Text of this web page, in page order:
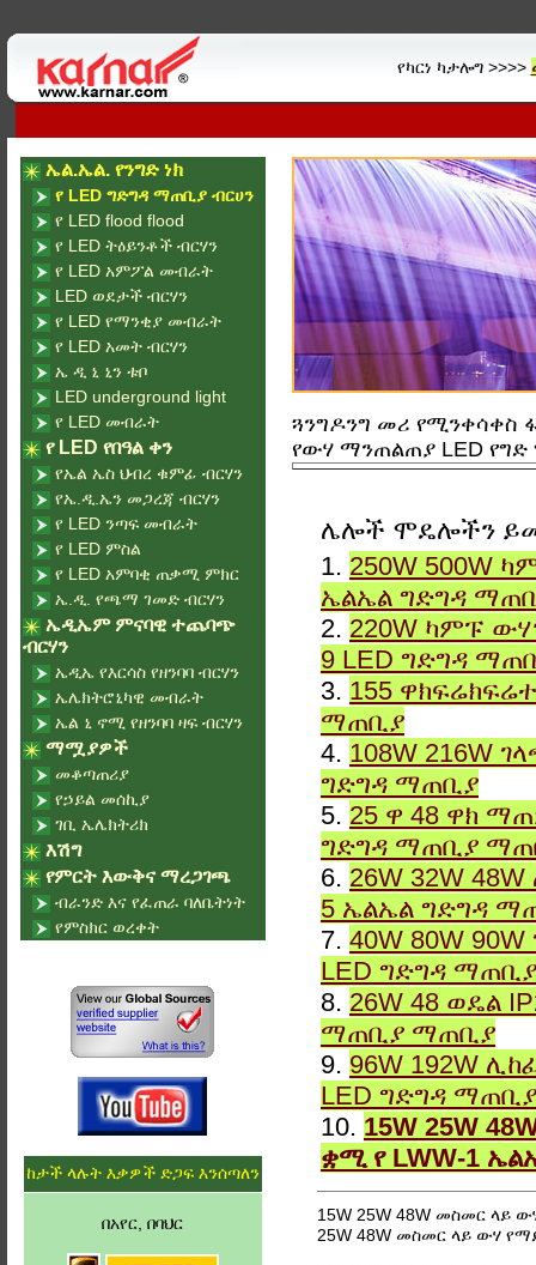
የካርነ ካታሎግ >>>>
ጓንግዶንግ መሪ የሚንቀሳቀስ
የውሃ ማንጠልጠያ LED የግድ
ሌሎች ሞዴሎችን
1. 250W 500W
ኤልኤል ግድግዳ
2. 220W ካምፑ
9 LED ግድግዳ
3. 155
ማጠቢያ
4. 108W 216W
ግድግዳ ማጠቢያ
5. 25 ዋ 48 ዋክ
ግድግዳ ማጠቢያ
6. 26W 32W
5 ኤልኤል ግድግዳ
7. 40W 80W
LED ግድግዳ ማጠቢያ
8. 26W 48 ወዴል
ማጠቢያ ማጠቢያ
9. 96W 192W
LED ግድግዳ ማጠቢያ
10. 15W 25W
ቋሚ የ LWW-1
15W 25W 48W መስመር ላይ
25W 48W መስመር ላይ ውሃ
ኤል.ኤል. የንግድ ነክ
የ LED ግድግዳ ማጠቢያ ብርሀን
የ LED flood flood
የ LED ትዕይንቶች ብርሃን
የ LED አምፖል መብራት
LED ወደታች ብርሃን
የ LED የማንቂያ መብራት
የ LED አመት ብርሃን
ኤ ዲ ኒ ኒን ቱቦ
LED underground light
የ LED መብራት
የ LED የበዓል ቀን
የኤል ኤስ ህብረ ቁምፊ ብርሃን
የኤ.ዲ.ኤን መጋረጃ ብርሃን
የ LED ንጣፍ መብራት
የ LED ምስል
የ LED አምባቂ ጠቃሚ ምክር
ኤ.ዲ. የጫማ ገመድ ብርሃን
ኤዲኤም ምናባዊ ተጨባጭ
ብርሃን
ኤዲኤ የእርሳስ የዘንባባ ብርሃን
ኤሌክትሮኒካዊ መብራት
ኤል ኒ ኖሚ የዘንባባ ዛፍ ብርሃን
ማሟያዎች
መቆጣጠሪያ
የኃይል መሰኪያ
ገቢ ኤሌክትሪክ
እሽግ
የምርት እውቅና ማረጋገጫ
ብራንድ እና የፈጠራ ባለቤትነት
የምስክር ወረቀት
ከታች ላሉት እቃዎች ድጋፍ እንሰጣለን
በአየር, በባህር